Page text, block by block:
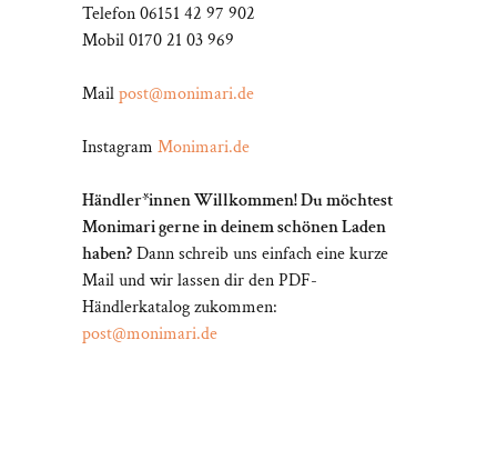
Telefon 06151 42 97 902
Mobil 0170 21 03 969
Mailpost@monimari.de
Instagram Monimari.de
Händler*innen Willkommen! Du möchtest
Monimari gerne in deinem schönen Laden
haben?Dann schreib uns einfach eine kurze
Mail und wir lassen dir den PDF-
Händlerkatalog zukommen:
post@monimari.de